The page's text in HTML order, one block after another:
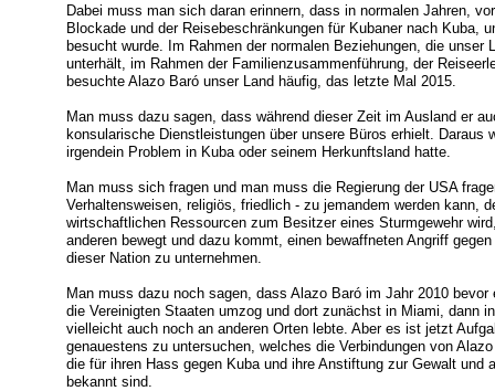
Dabei muss man sich daran erinnern, dass in normalen Jahren,
Blockade und der Reisebeschränkungen für Kubaner nach Kuba,
besucht wurde. Im Rahmen der normalen Beziehungen, die unser
unterhält, im Rahmen der Familienzusammenführung, der
besuchte Alazo Baró unser Land häufig, das letzte Mal 2015.
Man muss dazu sagen, dass während dieser Zeit im Ausland er
konsularische Dienstleistungen über unsere Büros erhielt. Daraus
irgendein Problem in Kuba oder seinem Herkunftsland hatte.
Man muss sich fragen und man muss die Regierung der USA
Verhaltensweisen, religiös, friedlich - zu jemandem werden kann,
wirtschaftlichen Ressourcen zum Besitzer eines Sturmgewehr
anderen bewegt und dazu kommt, einen bewaffneten Angriff
dieser Nation zu unternehmen.
Man muss dazu noch sagen, dass Alazo Baró im Jahr 2010
die Vereinigten Staaten umzog und dort zunächst in Miami, dann
vielleicht auch noch an anderen Orten lebte. Aber es ist jetzt
genauestens zu untersuchen, welches die Verbindungen von
die für ihren Hass gegen Kuba und ihre Anstiftung zur Gewalt und
bekannt sind.